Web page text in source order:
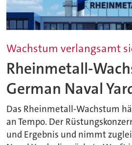
Wachstum verlangsamt
Rheinmetall-
German Naval
Das Rheinmetall-Wachstum
an Tempo. Der
und Ergebnis und nimmt